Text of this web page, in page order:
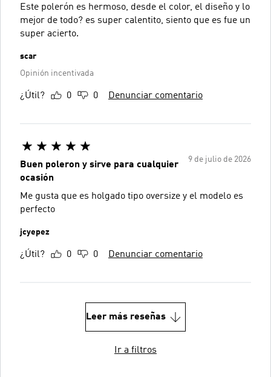
Este polerón es hermoso, desde el color, el diseño y lo
mejor de todo? es super calentito, siento que es fue un
super acierto.
scar
Opinión incentivada
¿Útil? 0 0 Denunciar comentario
9 de julio de 2026
Buen poleron y sirve para cualquier
ocasión
Me gusta que es holgado tipo oversize y el modelo es
perfecto
jcyepez
¿Útil? 0 0 Denunciar comentario
Leer más reseñas
Ir a filtros